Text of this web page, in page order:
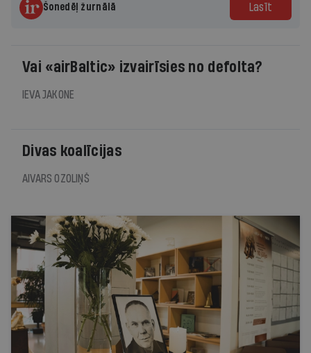
Šonedēļ žurnālā Lasīt
Vai «airBaltic» izvairīsies no defolta?
IEVA JAKONE
Divas koalīcijas
AIVARS OZOLIŅŠ